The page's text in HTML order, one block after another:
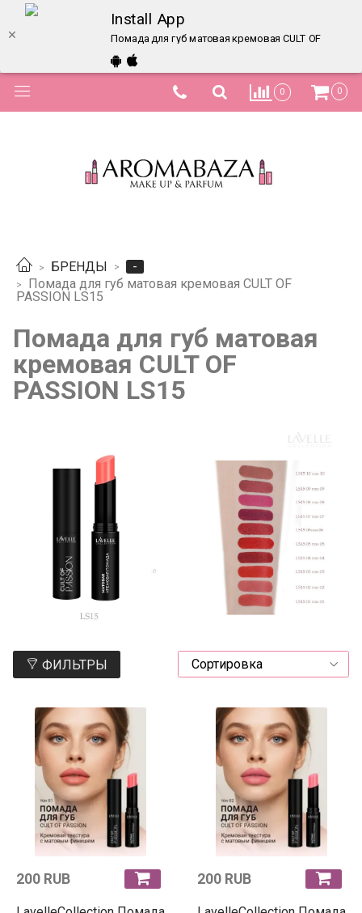
Install App
Помада для губ матовая кремовая CULT OF
0 0
БРЕНДЫ
-
Помада для губ матовая кремовая CULT OF
PASSION LS15
Помада для губ матовая
кремовая CULT OF
PASSION LS15
ФИЛЬТРЫ
200 RUB 200 RUB